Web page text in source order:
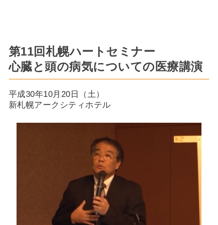
第11回札幌ハートセミナー
心臓と頭の病気についての医療講演
平成30年10月20日（土）
新札幌アークシティホテル